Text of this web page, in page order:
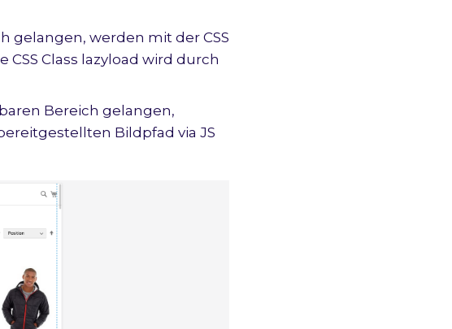
gelangen, werden mit der CSS
Class lazyload wird durch
Bereich gelangen,
Bildpfad via JS